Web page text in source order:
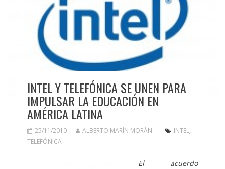
INTEL Y TELEFÓNICA SE UNEN PARA
IMPULSAR LA EDUCACIÓN EN
AMÉRICA LATINA
25/11/2010 ALBERTO MARÍN MORÁN INTEL,
TELEFÓNICA
El acuerdo